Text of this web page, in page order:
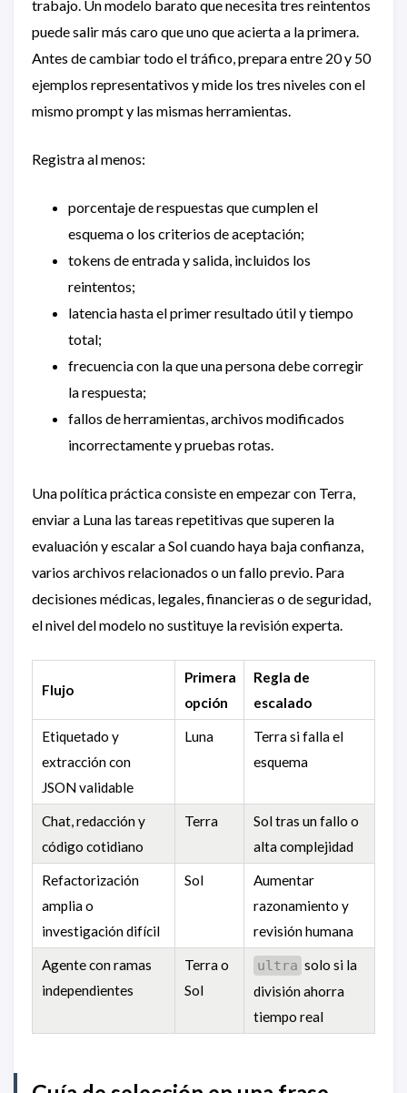
trabajo. Un modelo barato que necesita tres reintentos
puede salir más caro que uno que acierta a la primera.
Antes de cambiar todo el tráfico, prepara entre 20 y 50
ejemplos representativos y mide los tres niveles con el
mismo prompt y las mismas herramientas.
Registra al menos:
porcentaje de respuestas que cumplen el
esquema o los criterios de aceptación;
tokens de entrada y salida, incluidos los
reintentos;
latencia hasta el primer resultado útil y tiempo
total;
frecuencia con la que una persona debe corregir
la respuesta;
fallos de herramientas, archivos modificados
incorrectamente y pruebas rotas.
Una política práctica consiste en empezar con Terra,
enviar a Luna las tareas repetitivas que superen la
evaluación y escalar a Sol cuando haya baja confianza,
varios archivos relacionados o un fallo previo. Para
decisiones médicas, legales, financieras o de seguridad,
el nivel del modelo no sustituye la revisión experta.
Flujo
Primera
opción
Regla de
escalado
Etiquetado y
extracción con
JSON validable
Luna
Terra si falla el
esquema
Chat, redacción y
código cotidiano
Terra
Sol tras un fallo o
alta complejidad
Refactorización
amplia o
investigación difícil
Sol
Aumentar
razonamiento y
revisión humana
Agente con ramas
independientes
Terra o
Sol
ultra solo si la
división ahorra
tiempo real